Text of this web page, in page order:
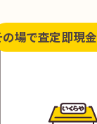
の場で査定即現